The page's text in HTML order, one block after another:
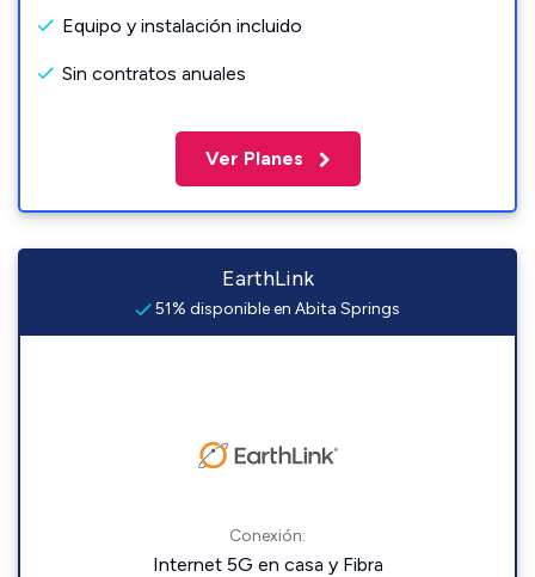
Equipo y instalación incluido
Sin contratos anuales
Ver Planes
EarthLink
51% disponible en Abita Springs
Conexión:
Internet 5G en casa y Fibra